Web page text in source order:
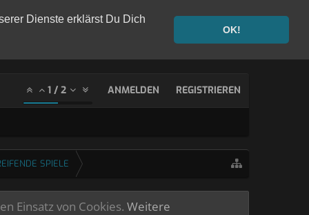
Dienste erklärst Du Dich
OK!
1 / 2 ANMELDEN REGISTRIEREN
SPIELE
Einsatz von Cookies. Weitere